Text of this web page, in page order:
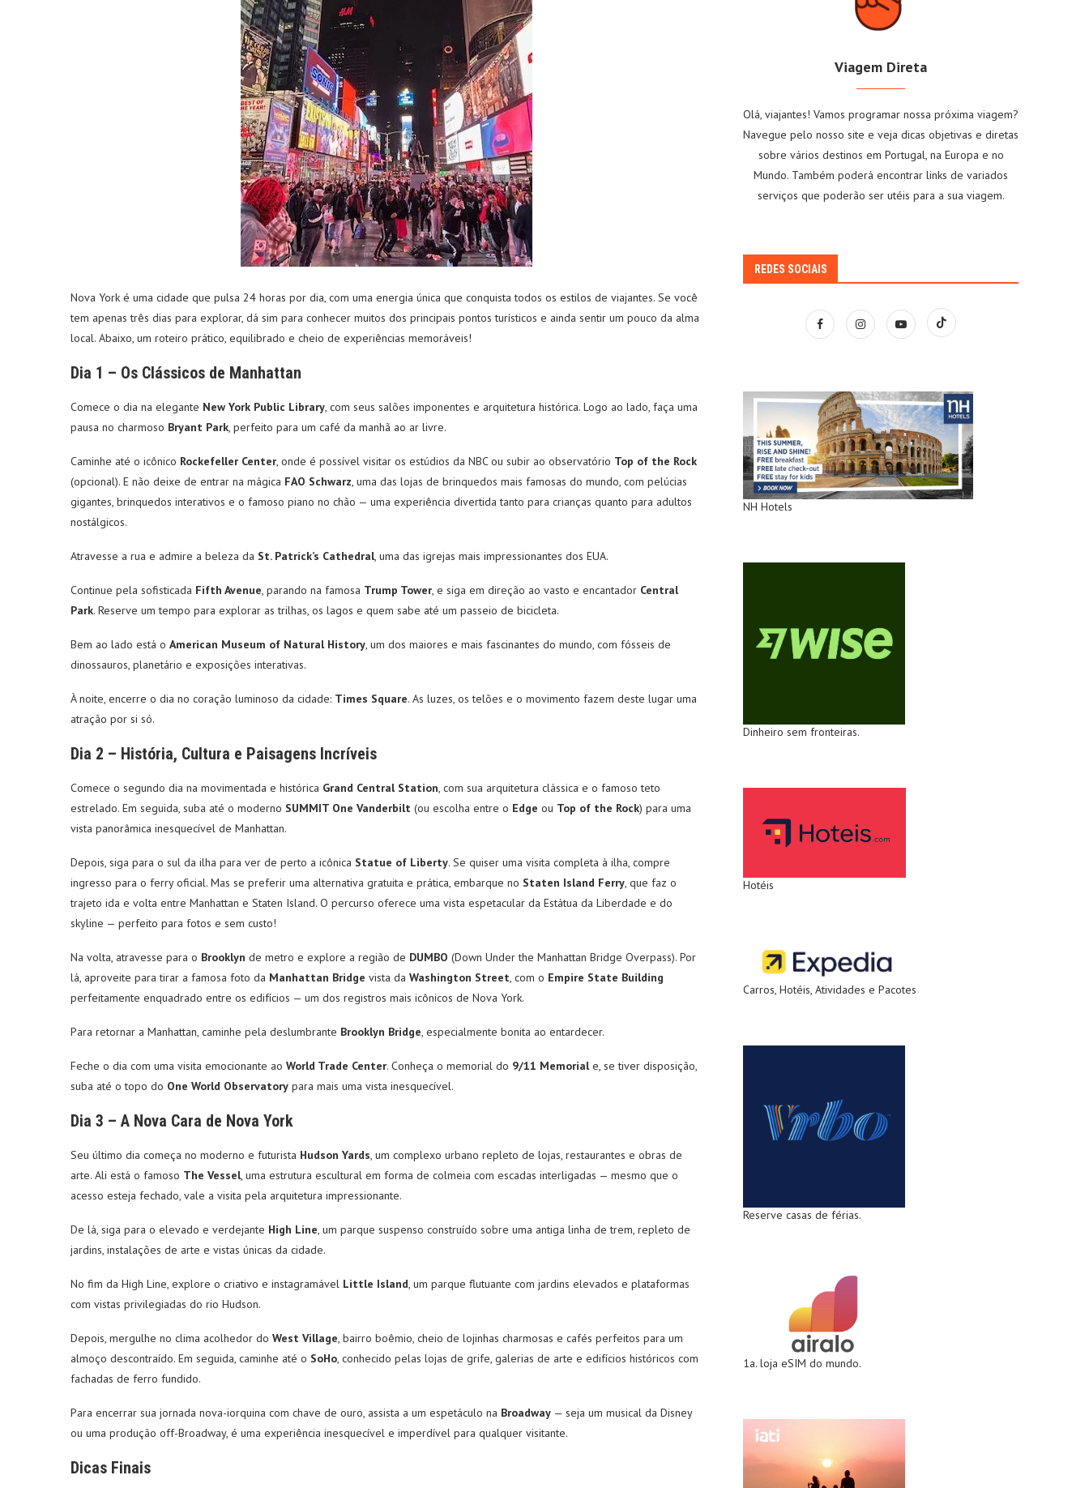
Nova York é uma cidade que pulsa 24 horas por dia, com uma energia única que conquista todos os estilos de viajantes. Se você
tem apenas três dias para explorar, dá sim para conhecer muitos dos principais pontos turísticos e ainda sentir um pouco da alma
local. Abaixo, um roteiro prático, equilibrado e cheio de experiências memoráveis!
Dia 1 – Os Clássicos de Manhattan
Comece o dia na elegante New York Public Library, com seus salões imponentes e arquitetura histórica. Logo ao lado, faça uma
pausa no charmoso Bryant Park, perfeito para um café da manhã ao ar livre.
Caminhe até o icônico Rockefeller Center, onde é possível visitar os estúdios da NBC ou subir ao observatório Top of the Rock
(opcional). E não deixe de entrar na mágica FAO Schwarz, uma das lojas de brinquedos mais famosas do mundo, com pelúcias
gigantes, brinquedos interativos e o famoso piano no chão — uma experiência divertida tanto para crianças quanto para adultos
nostálgicos.
Atravesse a rua e admire a beleza da St. Patrick’s Cathedral, uma das igrejas mais impressionantes dos EUA.
Continue pela sofisticada Fifth Avenue, parando na famosa Trump Tower, e siga em direção ao vasto e encantador Central
Park. Reserve um tempo para explorar as trilhas, os lagos e quem sabe até um passeio de bicicleta.
Bem ao lado está o American Museum of Natural History, um dos maiores e mais fascinantes do mundo, com fósseis de
dinossauros, planetário e exposições interativas.
À noite, encerre o dia no coração luminoso da cidade: Times Square. As luzes, os telões e o movimento fazem deste lugar uma
atração por si só.
Dia 2 – História, Cultura e Paisagens Incríveis
Comece o segundo dia na movimentada e histórica Grand Central Station, com sua arquitetura clássica e o famoso teto
estrelado. Em seguida, suba até o moderno SUMMIT One Vanderbilt (ou escolha entre o Edge ou Top of the Rock) para uma
vista panorâmica inesquecível de Manhattan.
Depois, siga para o sul da ilha para ver de perto a icônica Statue of Liberty. Se quiser uma visita completa à ilha, compre
ingresso para o ferry oficial. Mas se preferir uma alternativa gratuita e prática, embarque no Staten Island Ferry, que faz o
trajeto ida e volta entre Manhattan e Staten Island. O percurso oferece uma vista espetacular da Estátua da Liberdade e do
skyline — perfeito para fotos e sem custo!
Na volta, atravesse para o Brooklyn de metro e explore a região de DUMBO (Down Under the Manhattan Bridge Overpass). Por
lá, aproveite para tirar a famosa foto da Manhattan Bridge vista da Washington Street, com o Empire State Building
perfeitamente enquadrado entre os edifícios — um dos registros mais icônicos de Nova York.
Para retornar a Manhattan, caminhe pela deslumbrante Brooklyn Bridge, especialmente bonita ao entardecer.
Feche o dia com uma visita emocionante ao World Trade Center. Conheça o memorial do 9/11 Memoriale, se tiver disposição,
suba até o topo do One World Observatory para mais uma vista inesquecível.
Dia 3 – A Nova Cara de Nova York
Seu último dia começa no moderno e futurista Hudson Yards, um complexo urbano repleto de lojas, restaurantes e obras de
arte. Ali está o famoso The Vessel, uma estrutura escultural em forma de colmeia com escadas interligadas — mesmo que o
acesso esteja fechado, vale a visita pela arquitetura impressionante.
De lá, siga para o elevado e verdejante High Line, um parque suspenso construído sobre uma antiga linha de trem, repleto de
jardins, instalações de arte e vistas únicas da cidade.
No fim da High Line, explore o criativo e instagramável Little Island, um parque flutuante com jardins elevados e plataformas
com vistas privilegiadas do rio Hudson.
Depois, mergulhe no clima acolhedor do West Village, bairro boêmio, cheio de lojinhas charmosas e cafés perfeitos para um
almoço descontraído. Em seguida, caminhe até o SoHo, conhecido pelas lojas de grife, galerias de arte e edifícios históricos com
fachadas de ferro fundido.
Para encerrar sua jornada nova-iorquina com chave de ouro, assista a um espetáculo na Broadway — seja um musical da Disney
ou uma produção off-Broadway, é uma experiência inesquecível e imperdível para qualquer visitante.
Dicas Finais
Viagem Direta
Olá, viajantes! Vamos programar nossa próxima viagem?
Navegue pelo nosso site e veja dicas objetivas e diretas
sobre vários destinos em Portugal, na Europa e no
Mundo. Também poderá encontrar links de variados
serviços que poderão ser utéis para a sua viagem.
REDES SOCIAIS
NH Hotels
Dinheiro sem fronteiras.
Hotéis
Carros, Hotéis, Atividades e Pacotes
Reserve casas de férias.
1a. loja eSIM do mundo.